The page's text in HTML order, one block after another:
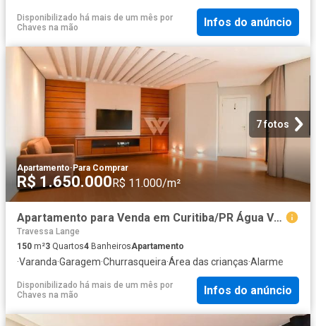
Disponibilizado há mais de um mês por
Chaves na mão
Infos do anúncio
7 fotos
Apartamento·Para Comprar
R$ 1.650.000R$ 11.000/m²
Apartamento para Venda em Curitiba/PR Água Verde 3 Quartos
Travessa Lange
150 m²3 Quartos4 BanheirosApartamento
·Varanda·Garagem·Churrasqueira·Área das crianças·Alarme
Disponibilizado há mais de um mês por
Chaves na mão
Infos do anúncio